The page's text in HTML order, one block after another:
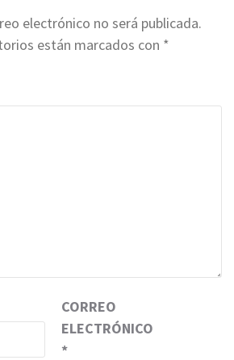
electrónico no será publicada.
están marcados con *
CORREO
ELECTRÓNICO
*